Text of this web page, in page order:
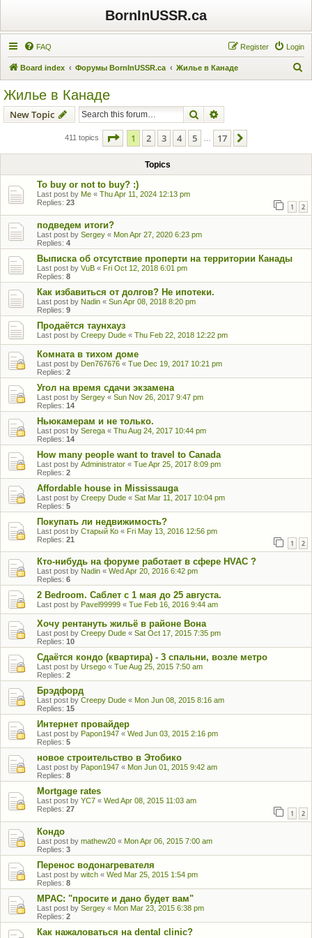
BornInUSSR.ca
FAQ Login
Register
Board index Форумы BornInUSSR.ca Жилье в Канаде
Жилье в Канаде
New Topic Search
411 topics Page 1of 17
1 2 3 4 5 17
Topics
To buy or not to buy? :)
Last post by Me « Thu Apr 11, 2024 12:13 pm
Replies: 23 1 2
подведем итоги?
Last post by Sergey « Mon Apr 27, 2020 6:23 pm
Replies: 4
Выписка об отсутствие проперти на территории Канады
Last post by VuB « Fri Oct 12, 2018 6:01 pm
Replies: 8
Как избавиться от долгов? Не ипотеки.
Last post by Nadin « Sun Apr 08, 2018 8:20 pm
Replies: 9
Продаётся таунхауз
Last post by Creepy Dude « Thu Feb 22, 2018 12:22 pm
Комната в тихом доме
Last post by Den767676 « Tue Dec 19, 2017 10:21 pm
Replies: 2
Угол на время сдачи экзамена
Last post by Sergey « Sun Nov 26, 2017 9:47 pm
Replies: 14
Ньюкамерам и не только.
Last post by Serega « Thu Aug 24, 2017 10:44 pm
Replies: 14
How many people want to travel to Canada
Last post by Administrator « Tue Apr 25, 2017 8:09 pm
Replies: 2
Affordable house in Mississauga
Last post by Creepy Dude « Sat Mar 11, 2017 10:04 pm
Replies: 5
Покупать ли недвижимость?
Last post by Старый Ко « Fri May 13, 2016 12:56 pm
Replies: 21 1 2
Кто-нибудь на форуме работает в сфере HVAC ?
Last post by Nadin « Wed Apr 20, 2016 6:42 pm
Replies: 6
2 Bedroom. Саблет с 1 мая до 25 августа.
Last post by Pavel99999 « Tue Feb 16, 2016 9:44 am
Хочу рентануть жильё в районе Вона
Last post by Creepy Dude « Sat Oct 17, 2015 7:35 pm
Replies: 10
Сдаётся кондо (квартира) - 3 спальни, возле метро
Last post by Ursego « Tue Aug 25, 2015 7:50 am
Replies: 2
Брэдфорд
Last post by Creepy Dude « Mon Jun 08, 2015 8:16 am
Replies: 15
Интернет провайдер
Last post by Papon1947 « Wed Jun 03, 2015 2:16 pm
Replies: 5
новое строительство в Этобико
Last post by Papon1947 « Mon Jun 01, 2015 9:42 am
Replies: 8
Mortgage rates
Last post by YC7 « Wed Apr 08, 2015 11:03 am
Replies: 27 1 2
Кондо
Last post by mathew20 « Mon Apr 06, 2015 7:00 am
Replies: 3
Перенос водонагревателя
Last post by witch « Wed Mar 25, 2015 1:54 pm
Replies: 8
MPAC: "просите и дано будет вам"
Last post by Sergey « Mon Mar 23, 2015 6:38 pm
Replies: 2
Как нажаловаться на dental clinic?